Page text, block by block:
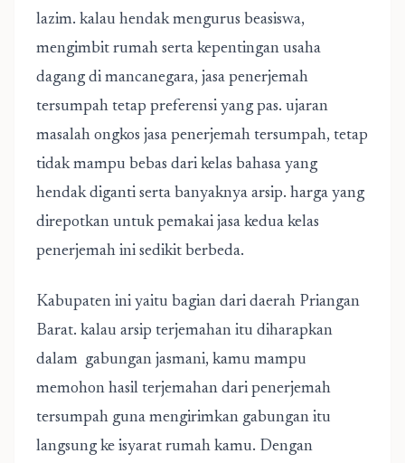
lazim. kalau hendak mengurus beasiswa,
mengimbit rumah serta kepentingan usaha
dagang di mancanegara, jasa penerjemah
tersumpah tetap preferensi yang pas. ujaran
masalah ongkos jasa penerjemah tersumpah, tetap
tidak mampu bebas dari kelas bahasa yang
hendak diganti serta banyaknya arsip. harga yang
direpotkan untuk pemakai jasa kedua kelas
penerjemah ini sedikit berbeda.
Kabupaten ini yaitu bagian dari daerah Priangan
Barat. kalau arsip terjemahan itu diharapkan
dalam gabungan jasmani, kamu mampu
memohon hasil terjemahan dari penerjemah
tersumpah guna mengirimkan gabungan itu
langsung ke isyarat rumah kamu. Dengan